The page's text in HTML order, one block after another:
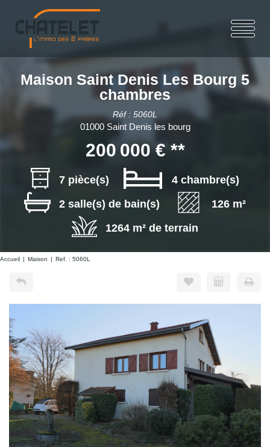
Maison Saint Denis Les Bourg 5
chambres
Réf : 5060L
01000 Saint Denis les bourg
200 000 € **
7 pièce(s)
4 chambre(s)
2 salle(s) de bain(s)
126 m²
1264 m² de terrain
Accueil Maison Ref. : 5060L